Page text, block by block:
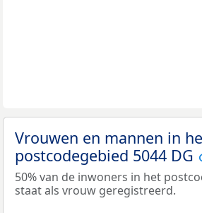
Vrouwen en mannen in
postcodegebied 5044 DG
50% van de inwoners in het
staat als vrouw geregistreerd.